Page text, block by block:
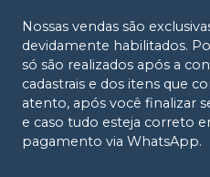
Nossas vendas são
devidamente habilitados.
só são realizados após a
cadastrais e dos itens que
atento, após você finalizar
e caso tudo esteja correto
pagamento via WhatsApp.